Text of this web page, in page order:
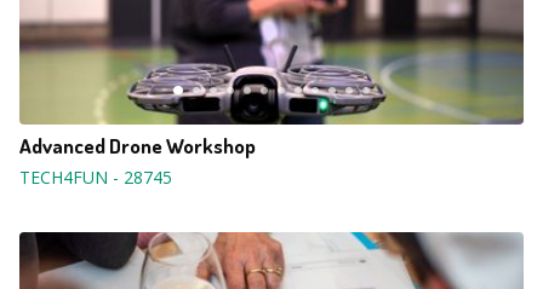
Advanced Drone Workshop
TECH4FUN - 28745